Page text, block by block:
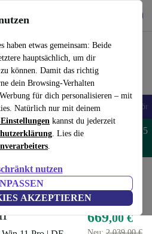
haben etwas gemeinsam: Beide
hauptsächlich, um dir
können. Damit das richtig
dein Browsing-Verhalten
für dich personalisieren – mit
Natürlich nur mit deinem
kannst du jederzeit
. Lies die
.
nutzen
AKZEPTIEREN
Tablets Smartwatches Zubehör
und iPads – Code: MACPAD5
| i9-
669,00 €